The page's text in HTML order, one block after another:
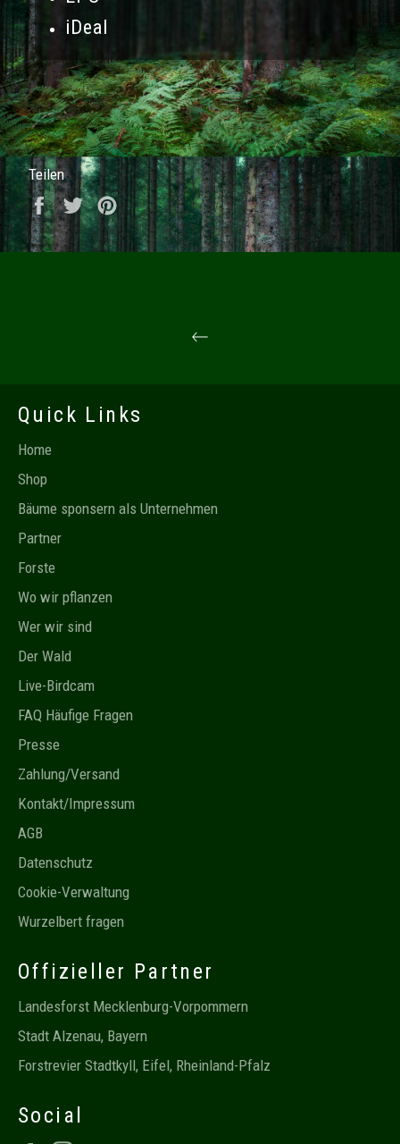
iDeal
Teilen
Auf Facebook teilen
Auf Twitter twittern
Auf Pinterest pinnen
Quick Links
Home
Shop
Bäume sponsern als Unternehmen
Partner
Forste
Wo wir pflanzen
Wer wir sind
Der Wald
Live-Birdcam
FAQ Häufige Fragen
Presse
Zahlung/Versand
Kontakt/Impressum
AGB
Datenschutz
Cookie-Verwaltung
Wurzelbert fragen
Offizieller Partner
Landesforst Mecklenburg-Vorpommern
Stadt Alzenau, Bayern
Forstrevier Stadtkyll, Eifel, Rheinland-Pfalz
Social